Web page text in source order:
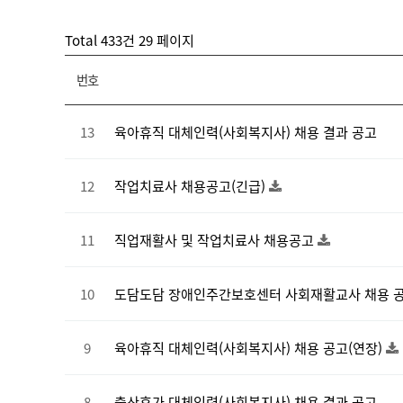
Total 433건 29 페이지
번호
13 육아휴직 대체인력(사회복지사) 채용 결과 공고
12 작업치료사 채용공고(긴급)
11 직업재활사 및 작업치료사 채용공고
10 도담도담 장애인주간보호센터 사회재활교사 채용
9 육아휴직 대체인력(사회복지사) 채용 공고(연장)